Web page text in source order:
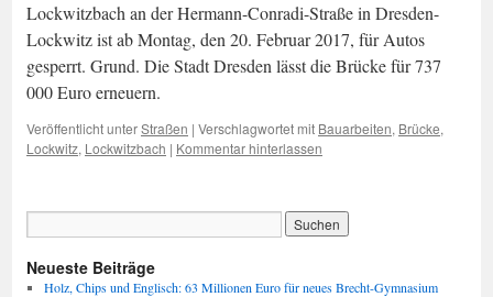
Lockwitzbach an der Hermann-Conradi-Straße in Dresden-
Lockwitz ist ab Montag, den 20. Februar 2017, für Autos
gesperrt. Grund. Die Stadt Dresden lässt die Brücke für 737
000 Euro erneuern.
Veröffentlicht unterStraßen | Verschlagwortet mit Bauarbeiten, Brücke,
Lockwitz, Lockwitzbach | Kommentar hinterlassen
Neueste Beiträge
Holz, Chips und Englisch: 63 Millionen Euro für neues Brecht-Gymnasium